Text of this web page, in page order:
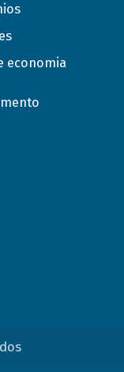
economia